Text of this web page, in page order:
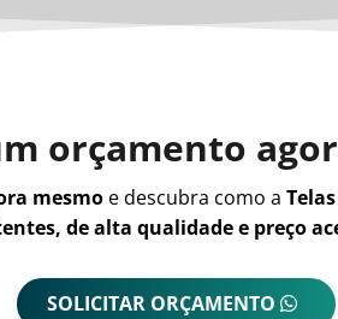
orçamento
mesmo e descubra como a
de alta qualidade e preço
SOLICITAR ORÇAMENTO